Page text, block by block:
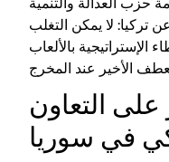
تركيا: لا يمكن التغلب
الإستراتيجية بالألعاب
على التعاون
في سوريا